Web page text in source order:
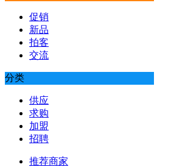
促销
新品
拍客
交流
分类
供应
求购
加盟
招聘
推荐商家